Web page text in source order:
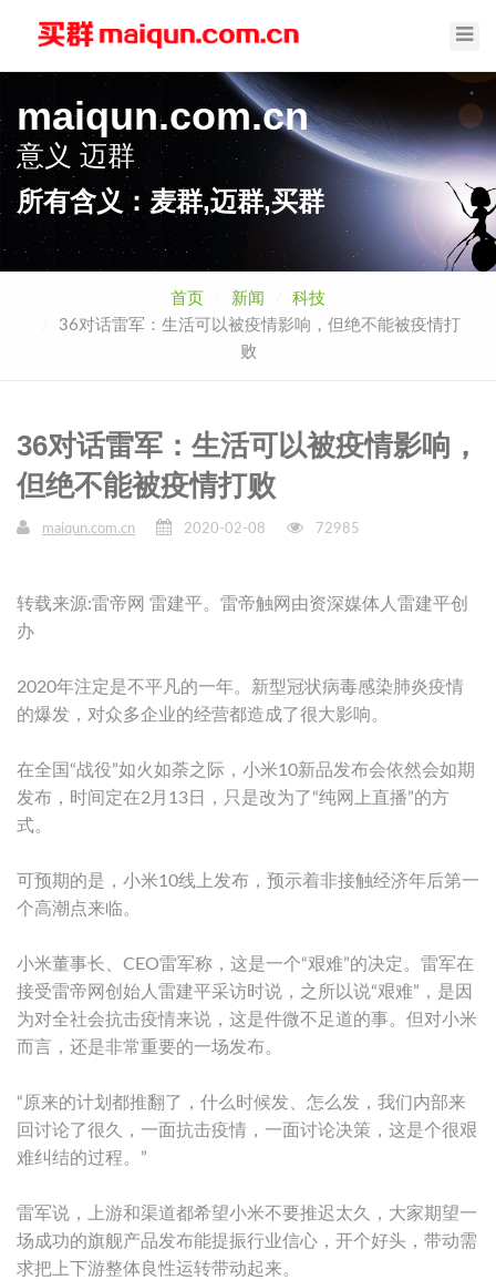
maiqun.com.cn
意义买群
所有含义：麦群,迈群,买群
首页 新闻
科技
36对话雷军：生活可以被疫情影响，但绝不能被疫情打
败
36对话雷军：生活可以被疫情影响，
但绝不能被疫情打败
maiqun.com.cn 2020-02-08 72985
转载来源:雷帝网 雷建平。雷帝触网由资深媒体人雷建平创
办
2020年注定是不平凡的一年。新型冠状病毒感染肺炎疫情
的爆发，对众多企业的经营都造成了很大影响。
在全国“战役”如火如荼之际，小米10新品发布会依然会如期
发布，时间定在2月13日，只是改为了“纯网上直播”的方
式。
可预期的是，小米10线上发布，预示着非接触经济年后第一
个高潮点来临。
小米董事长、CEO雷军称，这是一个“艰难”的决定。雷军在
接受雷帝网创始人雷建平采访时说，之所以说“艰难”，是因
为对全社会抗击疫情来说，这是件微不足道的事。但对小米
而言，还是非常重要的一场发布。
“原来的计划都推翻了，什么时候发、怎么发，我们内部来
回讨论了很久，一面抗击疫情，一面讨论决策，这是个很艰
难纠结的过程。”
雷军说，上游和渠道都希望小米不要推迟太久，大家期望一
场成功的旗舰产品发布能提振行业信心，开个好头，带动需
求把上下游整体良性运转带动起来。